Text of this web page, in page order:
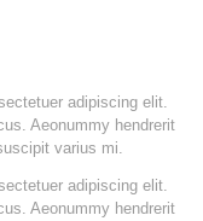
adipiscing elit.
Aeonummy hendrerit
varius mi.
adipiscing elit.
Aeonummy hendrerit